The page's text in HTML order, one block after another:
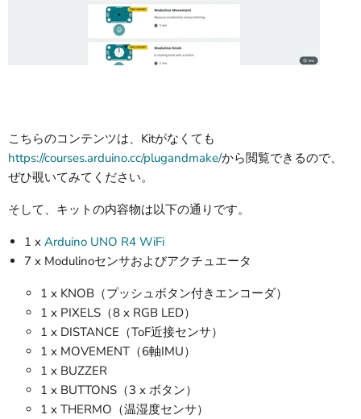
こちらのコンテンツは、Kitがなくても
https://courses.arduino.cc/plugandmake/から閲覧できるので、
ぜひ覗いてみてください。
そして、キットの内容物は以下の通りです。
1 x Arduino UNO R4 WiFi
7 x Modulinoセンサおよびアクチュエータ
1 x KNOB（プッシュボタン付きエンコーダ）
1 x PIXELS（8 x RGB LED）
1 x DISTANCE（ToF近接センサ）
1 x MOVEMENT（6軸IMU）
1 x BUZZER
1 x BUTTONS（3 x ボタン）
1 x THERMO（温湿度センサ）